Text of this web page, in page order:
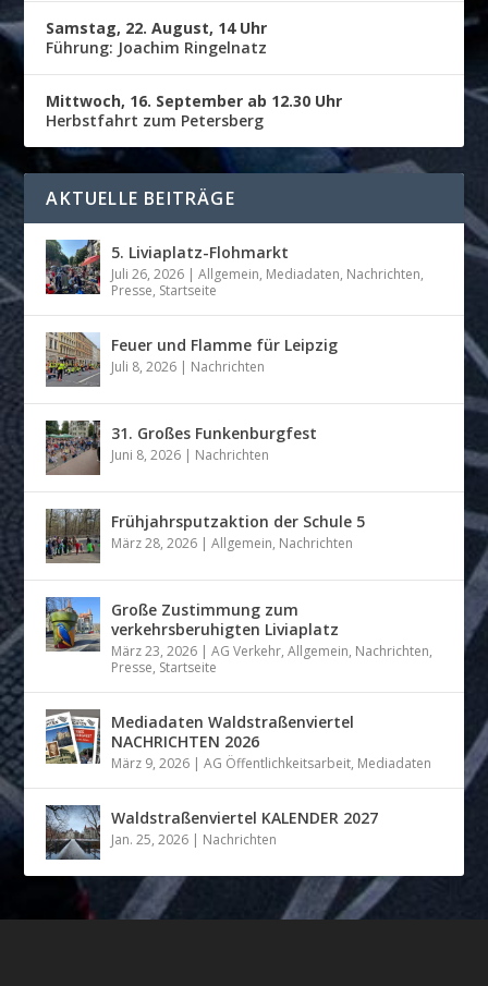
Samstag, 22. August, 14 Uhr
Führung: Joachim Ringelnatz
Mittwoch, 16. September ab 12.30 Uhr
Herbstfahrt zum Petersberg
AKTUELLE BEITRÄGE
5. Liviaplatz-Flohmarkt
Juli 26, 2026 |Allgemein, Mediadaten, Nachrichten,
Presse, Startseite
Feuer und Flamme für Leipzig
Juli 8, 2026 | Nachrichten
31. Großes Funkenburgfest
Juni 8, 2026 | Nachrichten
Frühjahrsputzaktion der Schule 5
März 28, 2026 |Allgemein, Nachrichten
Große Zustimmung zum
verkehrsberuhigten Liviaplatz
März 23, 2026 |AG Verkehr,Allgemein, Nachrichten,
Presse, Startseite
Mediadaten Waldstraßenviertel
NACHRICHTEN 2026
März 9, 2026 |AG Öffentlichkeitsarbeit, Mediadaten
Waldstraßenviertel KALENDER 2027
Jan. 25, 2026 | Nachrichten